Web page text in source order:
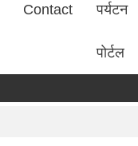
Contact पर्यटन
पाेर्टल